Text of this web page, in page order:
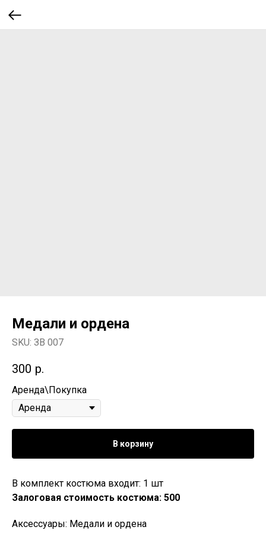
Медали и ордена
SKU: ЗВ 007
300 р.
Аренда\Покупка
В корзину
В комплект костюма входит: 1 шт
Залоговая стоимость костюма: 500
Аксессуары: Медали и ордена